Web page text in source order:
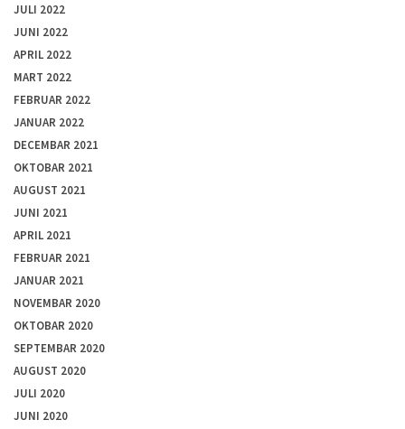
JULI 2022
JUNI 2022
APRIL 2022
MART 2022
FEBRUAR 2022
JANUAR 2022
DECEMBAR 2021
OKTOBAR 2021
AUGUST 2021
JUNI 2021
APRIL 2021
FEBRUAR 2021
JANUAR 2021
NOVEMBAR 2020
OKTOBAR 2020
SEPTEMBAR 2020
AUGUST 2020
JULI 2020
JUNI 2020